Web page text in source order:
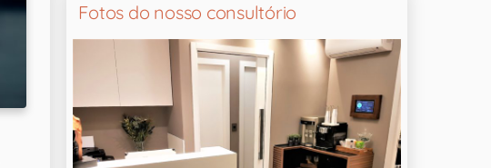
Fotos do nosso consultório